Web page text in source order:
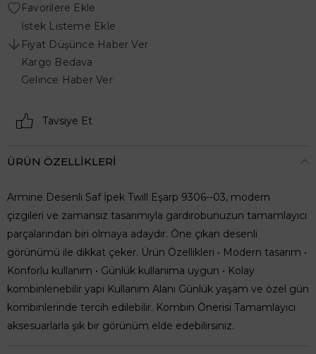
Favorilere Ekle
İstek Listeme Ekle
Fiyat Düşünce Haber Ver
Kargo Bedava
Gelince Haber Ver
Tavsiye Et
ÜRÜN ÖZELLIKLERI
Armine Desenli Saf İpek Twill Eşarp 9306--03, modern
çizgileri ve zamansız tasarımıyla gardırobunuzun tamamlayıcı
parçalarından biri olmaya adaydır. Öne çıkan desenli
görünümü ile dikkat çeker. Ürün Özellikleri • Modern tasarım •
Konforlu kullanım • Günlük kullanıma uygun • Kolay
kombinlenebilir yapı Kullanım Alanı Günlük yaşam ve özel gün
kombinlerinde tercih edilebilir. Kombin Önerisi Tamamlayıcı
aksesuarlarla şık bir görünüm elde edebilirsiniz.